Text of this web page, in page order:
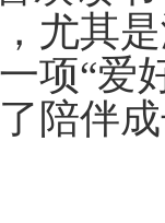
尤其
项“爱
陪伴